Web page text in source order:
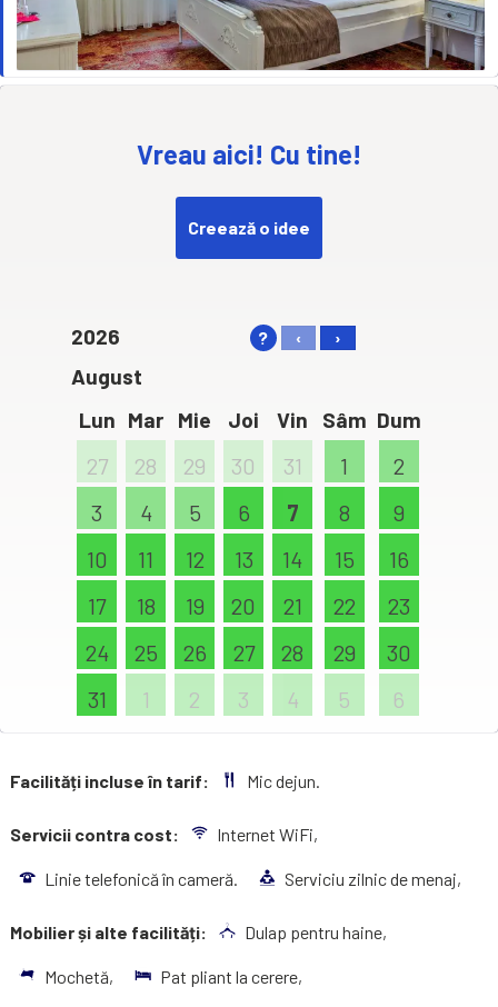
Vreau aici! Cu tine!
Creează o idee
2026
August
? ‹ ›
Lun Mar Mie Joi Vin Sâm Dum
27 28 29 30 31 1
2
3
4 5 6 7 8
9
10
11 12 13 14 15
16
17
18 19 20 21 22
23
24
25 26 27 28 29
30
31
1 2 3 4 5 6
Facilități incluse în tarif: Mic dejun.
Servicii contra cost: Internet WiFi,
Linie telefonică în cameră. Serviciu zilnic de menaj,
Mobilier și alte facilități: Dulap pentru haine,
Mochetă, Pat pliant la cerere,